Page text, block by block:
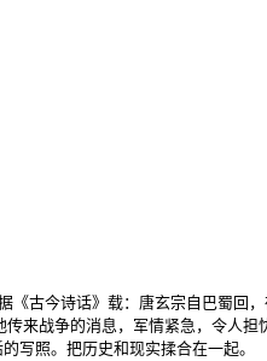
古今诗话》载：唐玄宗自巴蜀
战争的消息，军情紧急，
写照。把历史和现实揉合在一起。